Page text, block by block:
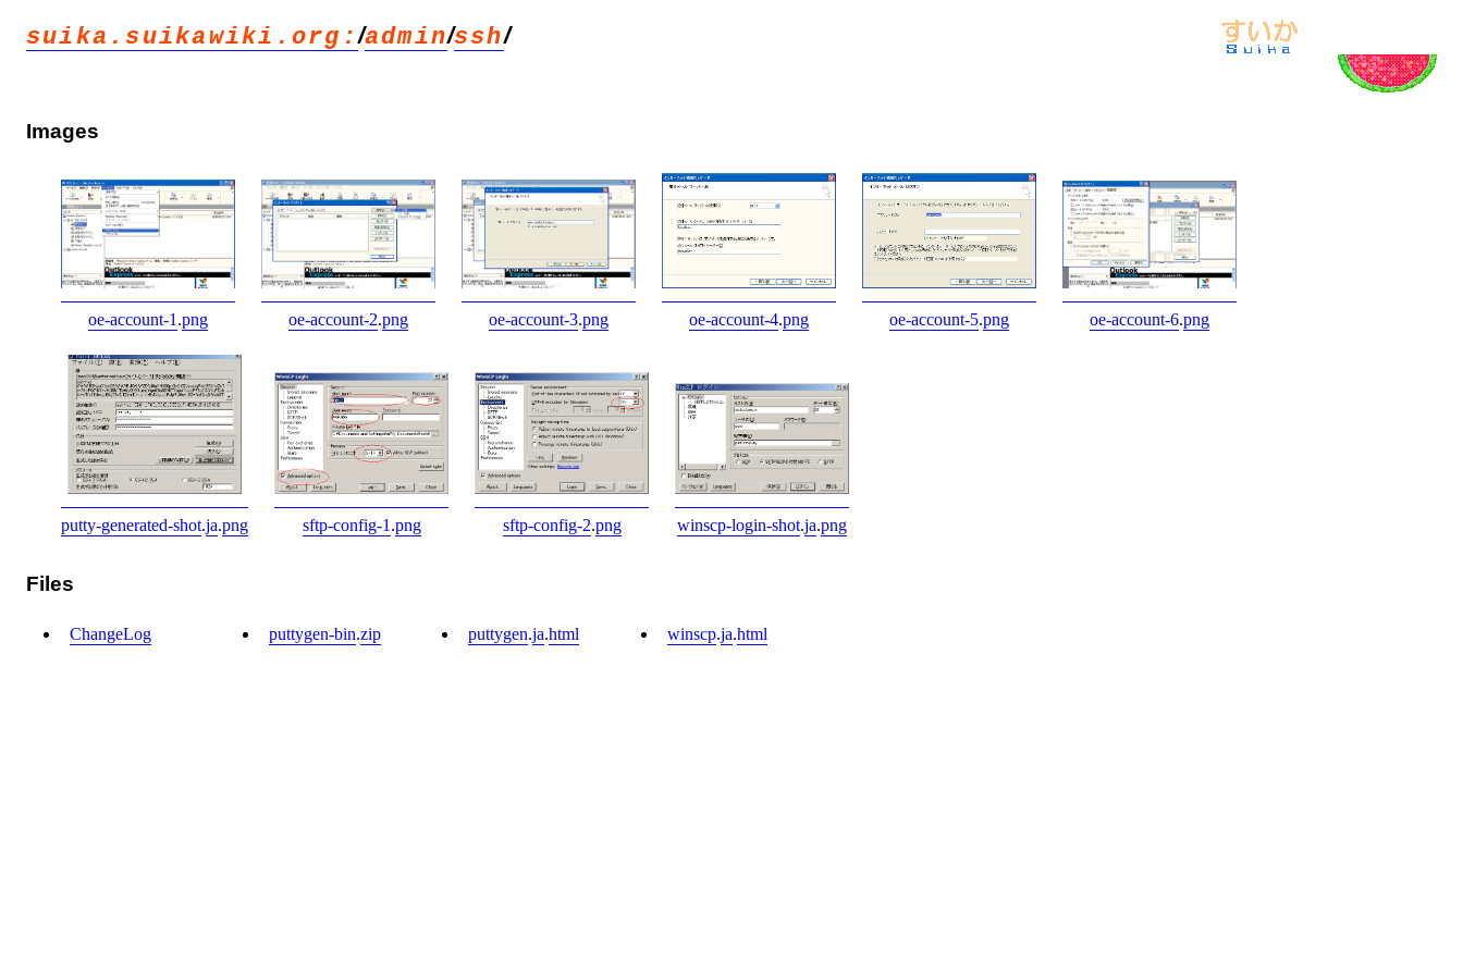
suika.suikawiki.org:/admin/ssh/
Images
oe-account-1 .png oe-account-2.png oe-account-3.png oe-account-4.png oe-account-5.png oe-account-6.png
putty-generated-shot.ja.png sftp-config-1 .png sftp-config-2.png winscp-login-shot.ja.png
Files
ChangeLog puttygen-bin.zip puttygen.ja.html winscp.ja.html